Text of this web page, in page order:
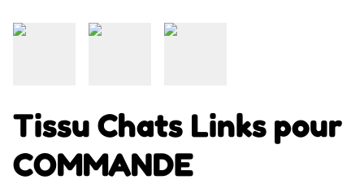
Tissu Chats Links pour
COMMANDE